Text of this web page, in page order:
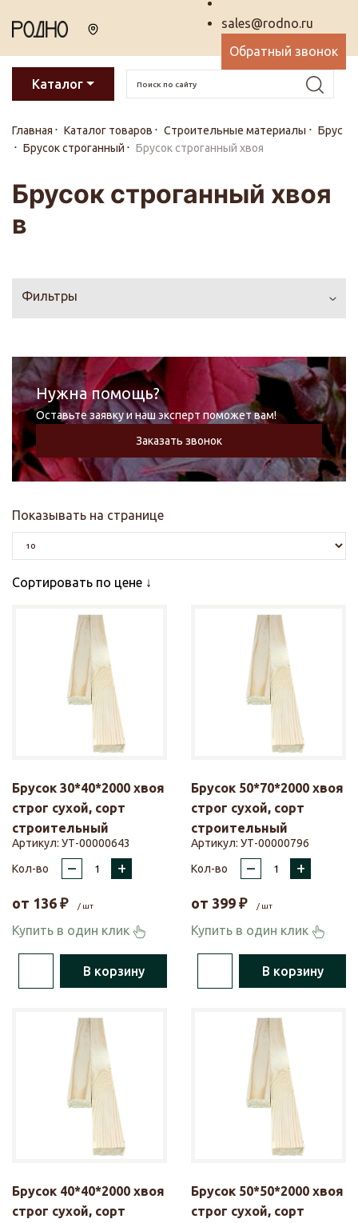
sales@rodno.ru
Обратный звонок
Каталог
Главная Каталог товаров Строительные материалы
Брус
Брусок строганный
Брусок строганный хвоя
Брусок строганный хвоя
в
Фильтры
Нужна помощь?
Оставьте заявку и наш эксперт поможет вам!
Заказать звонок
Показывать на странице
Сортировать по цене
Брусок 30*40*2000 хвоя
строг сухой, сорт
строительный
Артикул: УТ-00000643
Кол-во
– +
от 136 ₽ / шт
Купить в один клик
В корзину
Брусок 50*70*2000 хвоя
строг сухой, сорт
строительный
Артикул: УТ-00000796
Кол-во
– +
от 399 ₽ / шт
Купить в один клик
В корзину
Брусок 40*40*2000 хвоя
строг сухой, сорт
Брусок 50*50*2000 хвоя
строг сухой, сорт